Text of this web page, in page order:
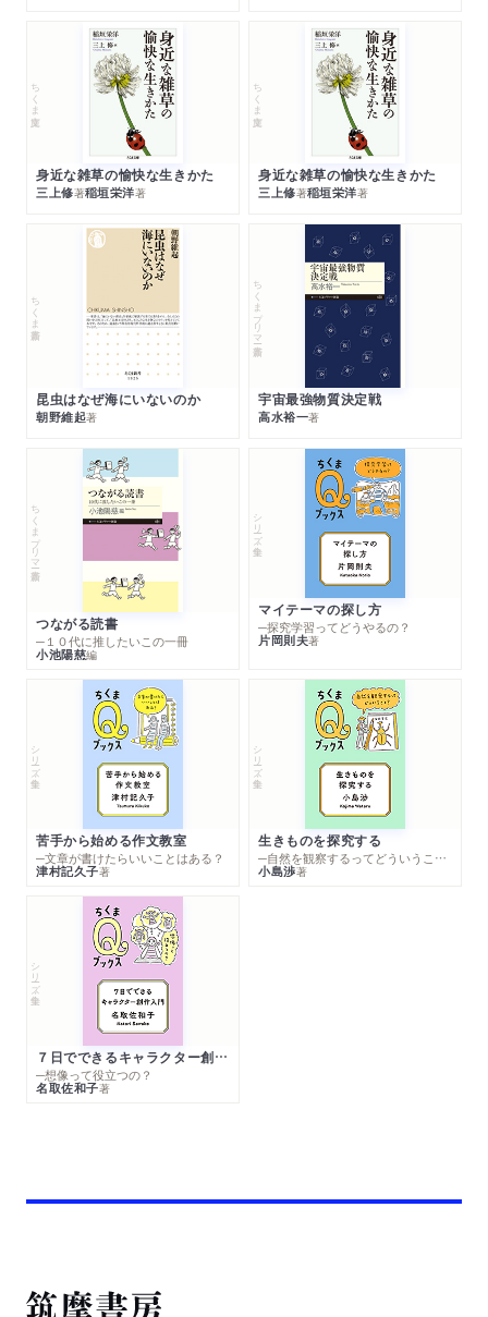
ちくま文庫
身近な雑草の愉快な生きかた
三上修著稲垣栄洋著
ちくま文庫
身近な雑草の愉快な生きかた
三上修著稲垣栄洋著
ちくま新書
昆虫はなぜ海にいないのか
朝野維起著
ちくまプリマー新書
宇宙最強物質決定戦
高水裕一著
ちくまプリマー新書
つながる読書
─１０代に推したいこの一冊
小池陽慈編
シリーズ・全集
マイテーマの探し方
─探究学習ってどうやるの？
片岡則夫著
シリーズ・全集
苦手から始める作文教室
─文章が書けたらいいことはある？
津村記久子著
シリーズ・全集
生きものを探究する
─自然を観察するってどういうこと？
小島渉著
シリーズ・全集
７日でできるキャラクター創作入門
─想像って役立つの？
名取佐和子著